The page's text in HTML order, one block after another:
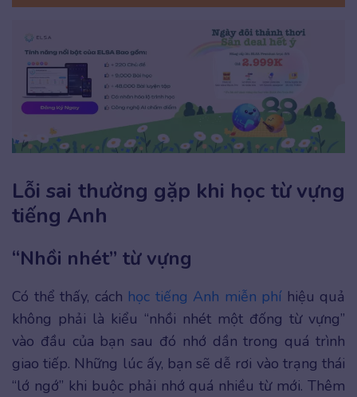
Lỗi sai thường gặp khi học từ vựng
tiếng Anh
“Nhồi nhét” từ vựng
Có thể thấy, cách học tiếng Anh miễn phíhiệu quả
không phải là kiểu “nhồi nhét một đống từ vựng”
vào đầu của bạn sau đó nhớ dần trong quá trình
giao tiếp. Những lúc ấy, bạn sẽ dễ rơi vào trạng thái
“lớ ngớ” khi buộc phải nhớ quá nhiều từ mới. Thêm